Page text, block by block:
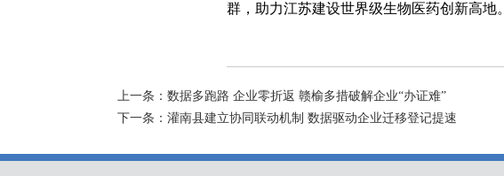
群，助力江苏建设世界级生物医药创新高地。
上一条： 数据多跑路 企业零折返 赣榆多措破解企业“办证难”
下一条： 灌南县建立协同联动机制 数据驱动企业迁移登记提速